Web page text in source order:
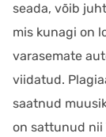
seada, võib
mis kunagi on
varasemate
viidatud.
saatnud
on sattunud nii